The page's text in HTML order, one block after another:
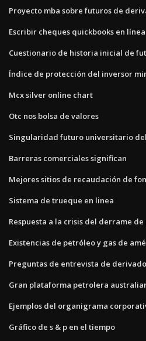
Proyecto mba sobre futuros de
Escribir cheques quickbooks en línea
Cuestionario de historia inicial de
Índice de protección del inversor
Mcx silver online chart
Otc nos bolsa de valores
Singularidad futuro universitario
Barreras comerciales significan
Mejores sitios de recaudación de
Sistema de trueque en linea
Respuesta a la crisis del derrame
Existencias de petróleo y gas de
Preguntas de entrevista de
Gran plataforma petrolera
Ejemplos del organigrama
Gráfico de s & p en el tiempo